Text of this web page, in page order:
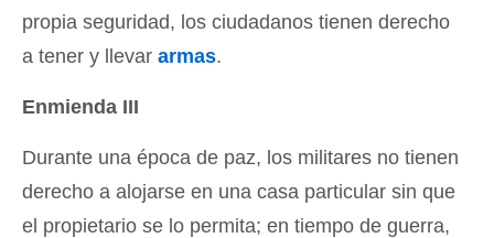
propia seguridad, los ciudadanos tienen derecho
a tener y llevar armas.
Enmienda III
Durante una época de paz, los militares no tienen
derecho a alojarse en una casa particular sin que
el propietario se lo permita; en tiempo de guerra,